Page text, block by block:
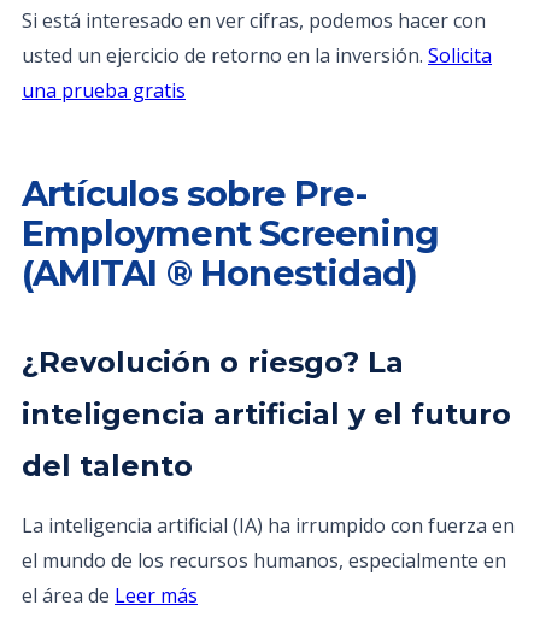
Si está interesado en ver cifras, podemos hacer con
usted un ejercicio de retorno en la inversión. Solicita
una prueba gratis
Artículos sobre Pre-
Employment Screening
(AMITAI ® Honestidad)
¿Revolución o riesgo? La
inteligencia artificial y el futuro
del talento
La inteligencia artificial (IA) ha irrumpido con fuerza en
el mundo de los recursos humanos, especialmente en
el área de Leer más